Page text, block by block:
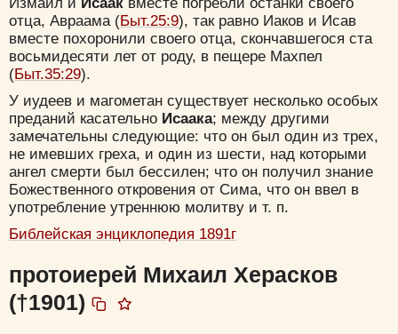
отца, Авраама (Быт.25:9), так равно Иаков и Исав
вместе похоронили своего отца, скончавшегося ста
восьмидесяти лет от роду, в пещере Махпел
(Быт.35:29).
У иудеев и магометан существует несколько особых
преданий касательно Исаака; между другими
замечательны следующие: что он был один из трех,
не имевших греха, и один из шести, над которыми
ангел смерти был бессилен; что он получил знание
Божественного откровения от Сима, что он ввел в
употребление утреннюю молитву и т. п.
Библейская энциклопедия 1891г
протоиерей Михаил Херасков
(†1901)